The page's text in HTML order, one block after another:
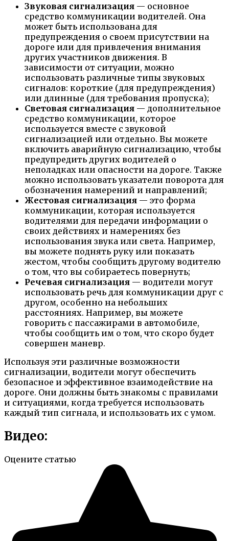
Звуковая сигнализация — основное
средство коммуникации водителей. Она
может быть использована для
предупреждения о своем присутствии на
дороге или для привлечения внимания
других участников движения. В
зависимости от ситуации, можно
использовать различные типы звуковых
сигналов: короткие (для предупреждения)
или длинные (для требования пропуска);
Световая сигнализация — дополнительное
средство коммуникации, которое
используется вместе с звуковой
сигнализацией или отдельно. Вы можете
включить аварийную сигнализацию, чтобы
предупредить других водителей о
неполадках или опасности на дороге. Также
можно использовать указатели поворота для
обозначения намерений и направлений;
Жестовая сигнализация — это форма
коммуникации, которая используется
водителями для передачи информации о
своих действиях и намерениях без
использования звука или света. Например,
вы можете поднять руку или показать
жестом, чтобы сообщить другому водителю
о том, что вы собираетесь повернуть;
Речевая сигнализация — водители могут
использовать речь для коммуникации друг с
другом, особенно на небольших
расстояниях. Например, вы можете
говорить с пассажирами в автомобиле,
чтобы сообщить им о том, что скоро будет
совершен маневр.
Используя эти различные возможности
сигнализации, водители могут обеспечить
безопасное и эффективное взаимодействие на
дороге. Они должны быть знакомы с правилами
и ситуациями, когда требуется использовать
каждый тип сигнала, и использовать их с умом.
Видео:
Оцените статью